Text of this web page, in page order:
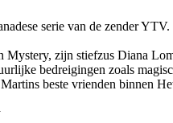
serie van de zender
zijn stiefzus Diana
bedreigingen zoals
beste vrienden binnen